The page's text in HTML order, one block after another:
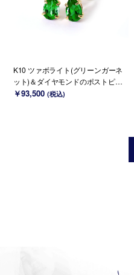
K10 ツァボライト(グリーンガーネ
ット)＆ダイヤモンドのポストピア
ス ~Ello Lilas~ 1月誕生石(K18変更
￥93,500 (税込)